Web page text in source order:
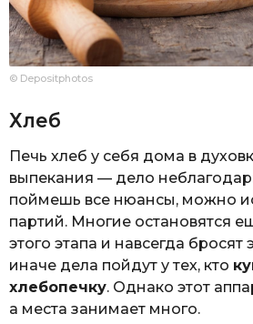
© Depositphotos
Хлеб
Печь хлеб у себя дома в
выпекания — дело
поймешь все нюансы, можно
партий. Многие остановятся
этого этапа и навсегда
иначе дела пойдут у тех, кто
хлебопечку. Однако этот
а места занимает много.